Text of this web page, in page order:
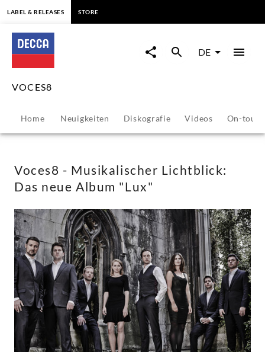
Voces8
Musikalischer
Lichtblick:
Das
neue
Album
"Lux"
VOCES8
Decca
LABEL & RELEASES STORE
DE
VOCES8
Home Neuigkeiten Diskografie Videos On-tour
Voces8 - Musikalischer Lichtblick:
Das neue Album "Lux"